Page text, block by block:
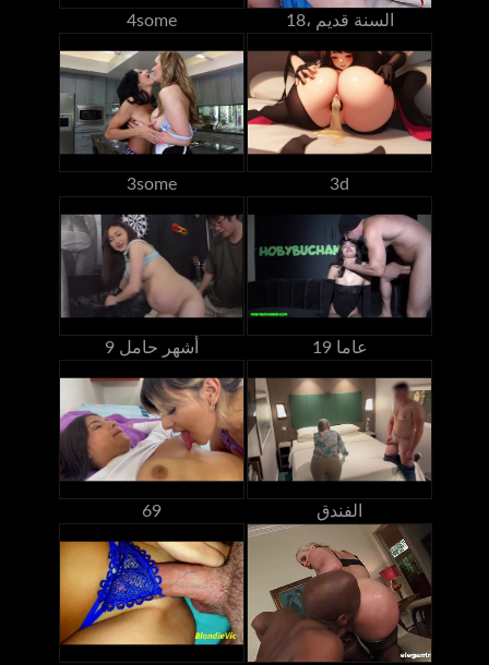
4some 18، السنة قديم
3some 3d
9 أشهر حامل 19 عاما
69 الفندق